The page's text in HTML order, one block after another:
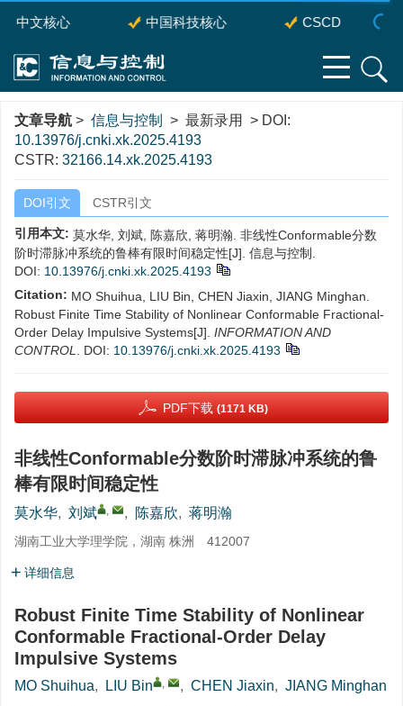
中文核心 中国科技核心 CSCD
文章导航 > 信息与控制
> 最新录用 > DOI:
10.13976/j.cnki.xk.2025.4193
CSTR: 32166.14.xk.2025.4193
DOI引文 CSTR引文
引用本文: 莫水华, 刘斌, 陈嘉欣, 蒋明瀚. 非线性Conformable分数
阶时滞脉冲系统的鲁棒有限时间稳定性[J]. 信息与控制.
DOI: 10.13976/j.cnki.xk.2025.4193
Citation: MO Shuihua, LIU Bin, CHEN Jiaxin, JIANG Minghan.
Robust Finite Time Stability of Nonlinear Conformable Fractional-
Order Delay Impulsive Systems[J]. INFORMATION AND
CONTROL
DOI: 10.13976/j.cnki.xk.2025.4193
PDF下载 (1171 KB)
非线性Conformable分数阶时滞脉冲系统的鲁
棒有限时间稳定性
莫水华, 刘斌 , , 陈嘉欣, 蒋明瀚
湖南工业大学理学院，湖南 株洲 412007
详细信息
Robust Finite Time Stability of Nonlinear
Conformable Fractional-Order Delay
Impulsive Systems
MO Shuihua, LIU Bin , , CHEN Jiaxin, JIANG Minghan